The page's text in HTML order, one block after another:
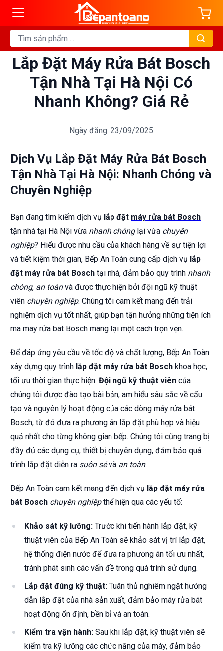
Lắp Đặt Máy Rửa Bát Bosch
Tận Nhà Tại Hà Nội Có
Nhanh Không? Giá Rẻ
Ngày đăng: 23/09/2025
Dịch Vụ Lắp Đặt Máy Rửa Bát Bosch
Tận Nhà Tại Hà Nội: Nhanh Chóng và
Chuyên Nghiệp
Bạn đang tìm kiếm dịch vụ lắp đặt máy rửa bát Bosch
tận nhà tại Hà Nội vừa nhanh chónglại vừa chuyên
nghiệp? Hiểu được nhu cầu của khách hàng về sự tiện lợi
và tiết kiệm thời gian, Bếp An Toàn cung cấp dịch vụ lắp
đặt máy rửa bát Bosch tại nhà, đảm bảo quy trình nhanh
chóng, an toànvà được thực hiện bởi đội ngũ kỹ thuật
viên chuyên nghiệp. Chúng tôi cam kết mang đến trải
nghiệm dịch vụ tốt nhất, giúp bạn tận hưởng những tiện ích
mà máy rửa bát Bosch mang lại một cách trọn vẹn.
Để đáp ứng yêu cầu về tốc độ và chất lượng, Bếp An Toàn
xây dựng quy trình lắp đặt máy rửa bát Bosch khoa học,
tối ưu thời gian thực hiện. Đội ngũ kỹ thuật viên của
chúng tôi được đào tạo bài bản, am hiểu sâu sắc về cấu
tạo và nguyên lý hoạt động của các dòng máy rửa bát
Bosch, từ đó đưa ra phương án lắp đặt phù hợp và hiệu
quả nhất cho từng không gian bếp. Chúng tôi cũng trang bị
đầy đủ các dụng cụ, thiết bị chuyên dụng, đảm bảo quá
trình lắp đặt diễn ra suôn sẻvà an toàn.
Bếp An Toàn cam kết mang đến dịch vụ lắp đặt máy rửa
bát Bosch chuyên nghiệpthể hiện qua các yếu tố:
Khảo sát kỹ lưỡng: Trước khi tiến hành lắp đặt, kỹ
thuật viên của Bếp An Toàn sẽ khảo sát vị trí lắp đặt,
hệ thống điện nước để đưa ra phương án tối ưu nhất,
tránh phát sinh các vấn đề trong quá trình sử dụng.
Lắp đặt đúng kỹ thuật: Tuân thủ nghiêm ngặt hướng
dẫn lắp đặt của nhà sản xuất, đảm bảo máy rửa bát
hoạt động ổn định, bền bỉ và an toàn.
Kiểm tra vận hành: Sau khi lắp đặt, kỹ thuật viên sẽ
kiểm tra kỹ lưỡng các chức năng của máy, đảm bảo